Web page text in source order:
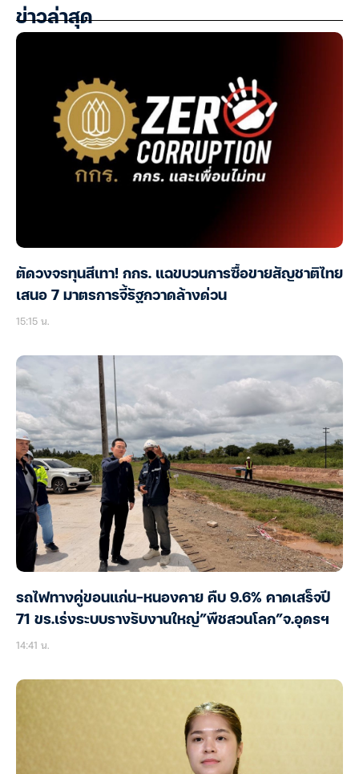
ข่าวล่าสุด
ตัดวงจรทุนสีเทา! กกร. แฉขบวนการซื้อขายสัญชาติไทย
เสนอ 7 มาตรการจี้รัฐกวาดล้างด่วน
15:15 น.
รถไฟทางคู่ขอนแก่น-หนองคาย คืบ 9.6% คาดเสร็จปี
71 ขร.เร่งระบบรางรับงานใหญ่”พืชสวนโลก”จ.อุดรฯ
14:41 น.